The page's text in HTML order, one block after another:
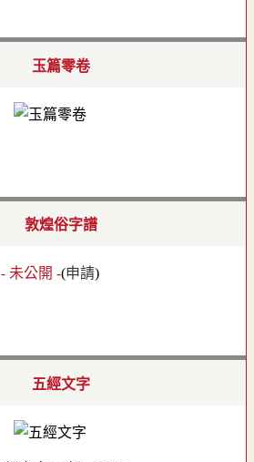
玉篇零卷
敦煌俗字譜
- 未公開 -(申請)
五經文字